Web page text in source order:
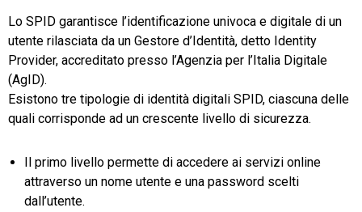
Lo SPID garantisce l’identificazione univoca e digitale di un
utente rilasciata da un Gestore d’Identità, detto Identity
Provider, accreditato presso l’Agenzia per l’Italia Digitale
(AgID).
Esistono tre tipologie di identità digitali SPID, ciascuna delle
quali corrisponde ad un crescente livello di sicurezza.
Il primo livello permette di accedere ai servizi online
attraverso un nome utente e una password scelti
dall’utente.